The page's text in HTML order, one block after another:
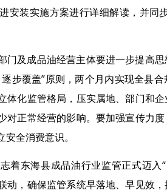
安装实施方案进行详细解读，并同
门及成品油经营主体要进一步提高
步覆盖”原则，两个月内实现全县
体化监管格局，压实属地、部门和
对正常经营的影响。要加强宣传力
全消费意识。
着东海县成品油行业监管正式迈入
动，确保监管系统早落地、早见效